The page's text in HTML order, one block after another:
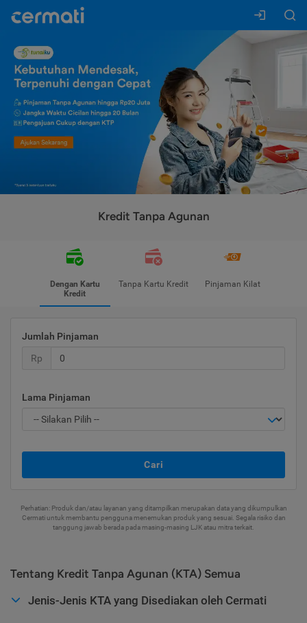
Kredit Tanpa Agunan
Dengan Kartu
Kredit
Tanpa Kartu Kredit Pinjaman Kilat
Jumlah Pinjaman
Rp
Lama Pinjaman
Cari
Perhatian: Produk dan/atau layanan yang ditampilkan merupakan data yang dikumpulkan
Cermati untuk membantu pengguna menemukan produk yang sesuai. Segala risiko dan
tanggung jawab berada pada masing-masing LJK atau mitra terkait.
Tentang Kredit Tanpa Agunan (KTA) Semua
Jenis-Jenis KTA yang Disediakan oleh Cermati